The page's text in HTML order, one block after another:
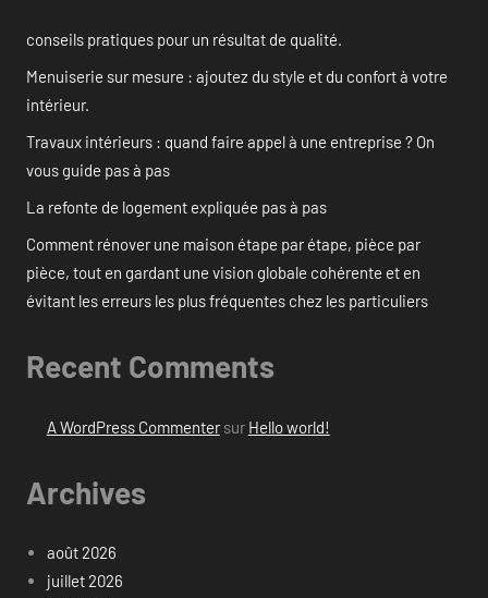
conseils pratiques pour un résultat de qualité.
Menuiserie sur mesure : ajoutez du style et du confort à votre
intérieur.
Travaux intérieurs : quand faire appel à une entreprise ? On
vous guide pas à pas
La refonte de logement expliquée pas à pas
Comment rénover une maison étape par étape, pièce par
pièce, tout en gardant une vision globale cohérente et en
évitant les erreurs les plus fréquentes chez les particuliers
Recent Comments
A WordPress Commentersur Hello world!
Archives
août 2026
juillet 2026